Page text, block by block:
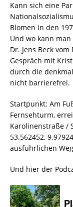
Kann sich eine
Blomen in den
Und wo kann
Dr. Jens Beck
Gespräch mit
durch die
nicht barrierefrei.
Startpunkt: Am
Fernsehturm,
Karolinenstraße /
53.562452,
ausführlichen
Und hier der